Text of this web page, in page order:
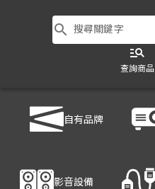
search 搜尋關鍵字
manage_search
查詢商品
自有品牌
影音設備
HANWELL 捍衛科技 HE70W2